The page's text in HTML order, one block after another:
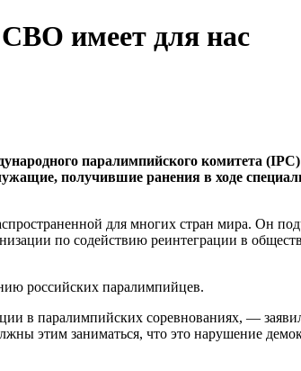
имеет для нас
паралимпийского комитета
получившие ранения в ходе
для многих стран мира. Он
по содействию реинтеграции в
российских паралимпийцев.
в паралимпийских соревнованиях, —
этим заниматься, что это нарушение